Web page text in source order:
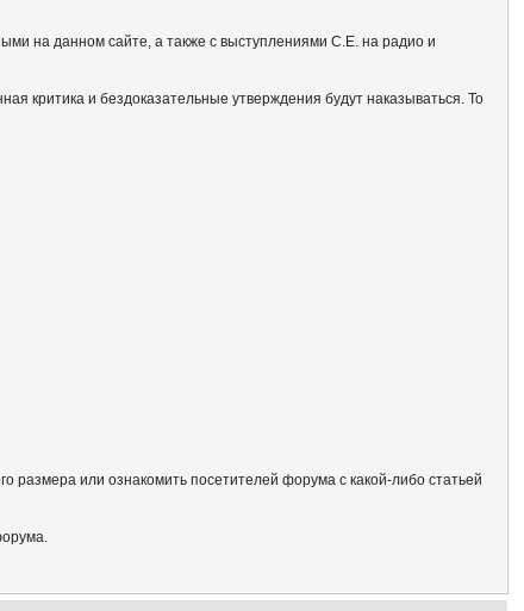
на данном сайте, а также с выступлениями С.Е. на радио и
критика и бездоказательные утверждения будут наказываться. То
или ознакомить посетителей форума с какой-либо статьей